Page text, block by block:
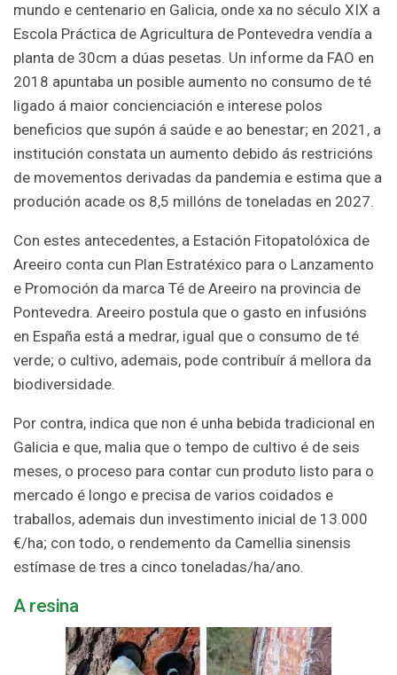
mundo e centenario en Galicia, onde xa no século XIX a
Escola Práctica de Agricultura de Pontevedra vendía a
planta de 30cm a dúas pesetas. Un informe da FAO en
2018 apuntaba un posible aumento no consumo de té
ligado á maior concienciación e interese polos
beneficios que supón á saúde e ao benestar; en 2021, a
institución constata un aumento debido ás restricións
de movementos derivadas da pandemia e estima que a
produción acade os 8,5 millóns de toneladas en 2027.
Con estes antecedentes, a Estación Fitopatolóxica de
Areeiro conta cun Plan Estratéxico para o Lanzamento
e Promoción da marca Té de Areeiro na provincia de
Pontevedra. Areeiro postula que o gasto en infusións
en España está a medrar, igual que o consumo de té
verde; o cultivo, ademais, pode contribuír á mellora da
biodiversidade.
Por contra, indica que non é unha bebida tradicional en
Galicia e que, malia que o tempo de cultivo é de seis
meses, o proceso para contar cun produto listo para o
mercado é longo e precisa de varios coidados e
traballos, ademais dun investimento inicial de 13.000
€/ha; con todo, o rendemento da Camellia sinensis
estímase de tres a cinco toneladas/ha/ano.
A resina